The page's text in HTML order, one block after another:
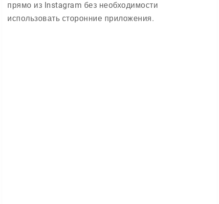
прямо из Instagram без необходимости
использовать сторонние приложения.